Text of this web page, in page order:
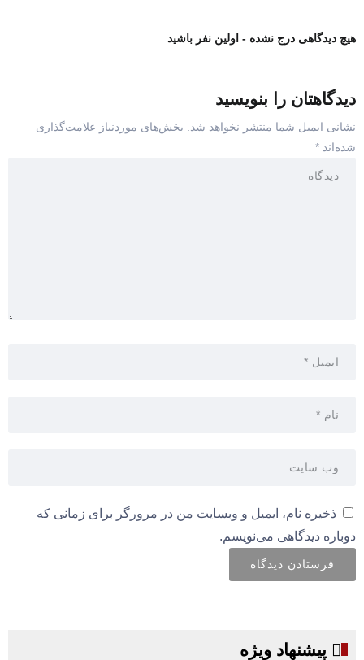
هیچ دیدگاهی درج نشده - اولین نفر باشید
دیدگاهتان را بنویسید
نشانی ایمیل شما منتشر نخواهد شد.
بخش‌های موردنیاز علامت‌گذاری
شده‌اند *
ذخیره نام، ایمیل و وبسایت من در مرورگر برای زمانی که
دوباره دیدگاهی می‌نویسم.
پیشنهاد ویژه